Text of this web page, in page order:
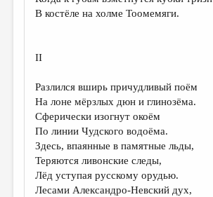
В костёле на холме Тоомемяги.
II
Разлился вширь причудливый поём
На лоне мёрзлых дюн и глинозёма.
Сферически изогнут окоём
По линии Чудского водоёма.
Здесь, впаянные в памятные льды,
Теряются ливонские следы,
Лёд уступая русскому орудью.
Лесами Александро-Невский дух,